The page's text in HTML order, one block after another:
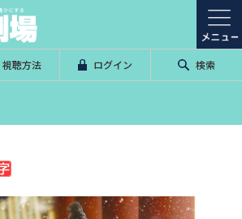
視聴方法 ログイン 検索